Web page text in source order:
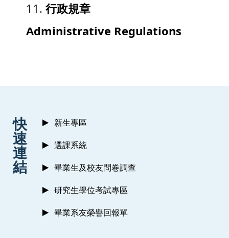
行政規章
Administrative Regulations
快
速
連
結
新生專區
選課系統
畢業生及校友問卷調查
研究生學位考試專區
畢業系友榮譽回報單